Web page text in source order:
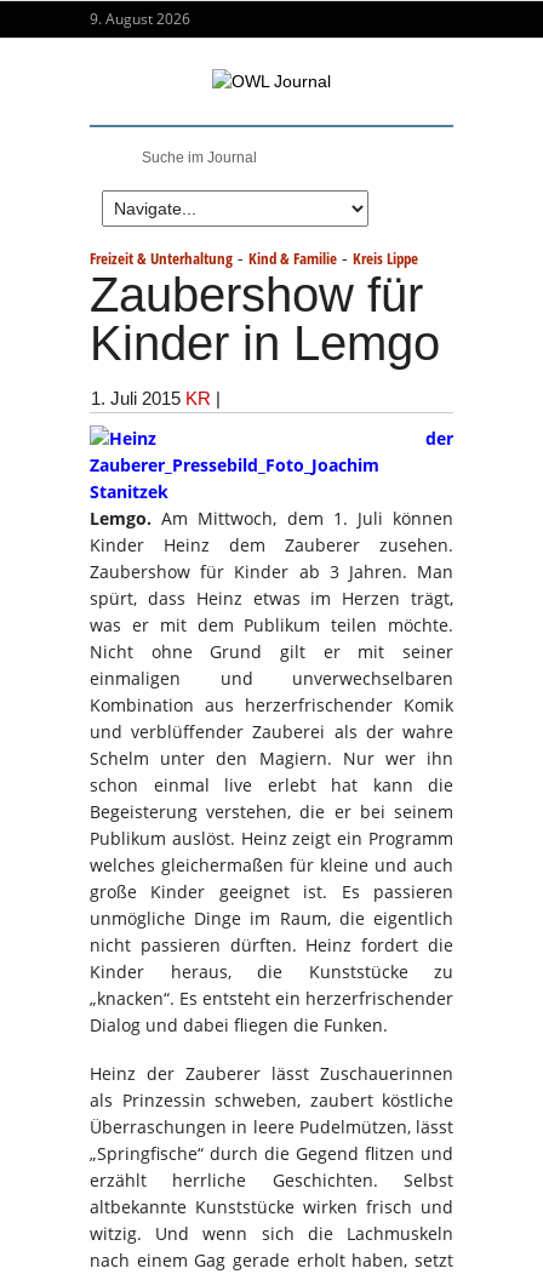
9. August 2026
Freizeit & Unterhaltung - Kind & Familie - Kreis Lippe
Zaubershow für
Kinder in Lemgo
1. Juli 2015 KR |
Lemgo. Am Mittwoch, dem 1. Juli können
Kinder Heinz dem Zauberer zusehen.
Zaubershow für Kinder ab 3 Jahren. Man
spürt, dass Heinz etwas im Herzen trägt,
was er mit dem Publikum teilen möchte.
Nicht ohne Grund gilt er mit seiner
einmaligen und unverwechselbaren
Kombination aus herzerfrischender Komik
und verblüffender Zauberei als der wahre
Schelm unter den Magiern. Nur wer ihn
schon einmal live erlebt hat kann die
Begeisterung verstehen, die er bei seinem
Publikum auslöst. Heinz zeigt ein Programm
welches gleichermaßen für kleine und auch
große Kinder geeignet ist. Es passieren
unmögliche Dinge im Raum, die eigentlich
nicht passieren dürften. Heinz fordert die
Kinder heraus, die Kunststücke zu
„knacken“. Es entsteht ein herzerfrischender
Dialog und dabei fliegen die Funken.
Heinz der Zauberer lässt Zuschauerinnen
als Prinzessin schweben, zaubert köstliche
Überraschungen in leere Pudelmützen, lässt
„Springfische“ durch die Gegend flitzen und
erzählt herrliche Geschichten. Selbst
altbekannte Kunststücke wirken frisch und
witzig. Und wenn sich die Lachmuskeln
nach einem Gag gerade erholt haben, setzt